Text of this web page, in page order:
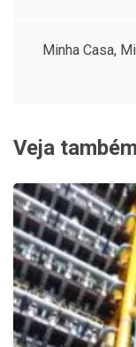
Minha Casa,
Veja também